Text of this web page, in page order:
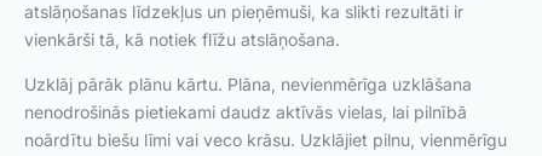
atslāņošanas līdzekļus un pieņēmuši, ka slikti rezultāti ir
vienkārši tā, kā notiek flīžu atslāņošana.
Uzklāj pārāk plānu kārtu. Plāna, nevienmērīga uzklāšana
nenodrošinās pietiekami daudz aktīvās vielas, lai pilnībā
noārdītu biešu līmi vai veco krāsu. Uzklājiet pilnu, vienmērīgu